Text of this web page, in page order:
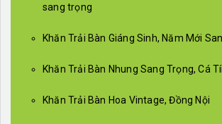
sang trọng
Khăn Trải Bàn Giáng Sinh, Năm Mới
Khăn Trải Bàn Nhung Sang Trọng, Cá
Khăn Trải Bàn Hoa Vintage, Đồng Nội